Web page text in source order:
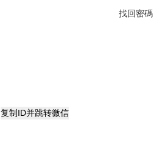
找回密碼
复制ID并跳转微信